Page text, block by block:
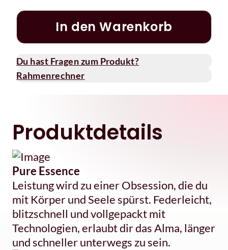
In den Warenkorb
Du hast Fragen zum Produkt?
Rahmenrechner
Produktdetails
Pure Essence
Leistung wird zu einer Obsession, die du
mit Körper und Seele spürst. Federleicht,
blitzschnell und vollgepackt mit
Technologien, erlaubt dir das Alma, länger
und schneller unterwegs zu sein.